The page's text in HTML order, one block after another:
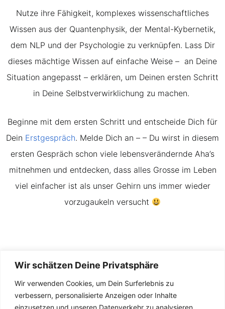
Wir schätzen Deine Privatsphäre
Wir verwenden Cookies, um Dein Surferlebnis zu
verbessern, personalisierte Anzeigen oder Inhalte
einzusetzen und unseren Datenverkehr zu analysieren.
Nutze ihre Fähigkeit, komplexes wissenschaftliches
Wissen aus der Quantenphysik, der Mental-Kybernetik,
dem NLP und der Psychologie zu verknüpfen. Lass Dir
dieses mächtige Wissen auf einfache Weise – an Deine
Situation angepasst – erklären, um Deinen ersten Schritt
in Deine Selbstverwirklichung zu machen.
Beginne mit dem ersten Schritt und entscheide Dich für
Dein Erstgespräch. Melde Dich an – – Du wirst in diesem
ersten Gespräch schon viele lebensverändernde Aha’s
mitnehmen und entdecken, dass alles Grosse im Leben
viel einfacher ist als unser Gehirn uns immer wieder
vorzugaukeln versucht